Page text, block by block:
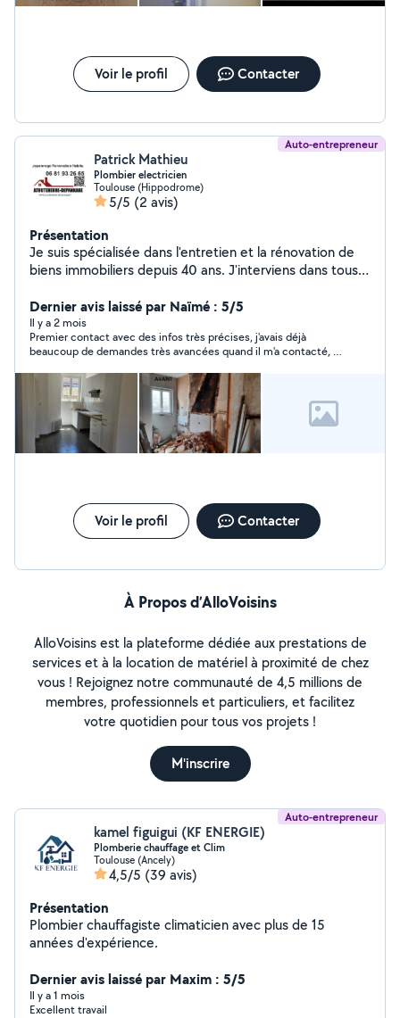
Voir le profil Contacter
Auto-entrepreneur
Patrick Mathieu
Plombier electricien
Toulouse (Hippodrome)
5/5 (2 avis)
Présentation
Je suis spécialisée dans l'entretien et la rénovation de
biens immobiliers depuis 40 ans. J'interviens dans tous
un artisan « multiservices » pouvant répondre à une
large gamme de travaux allant de la salle de bains clé en
main, de la pose de parquet, de la réfection complète
d'une pièce
(démolition, isolation, placo, peinture,plomberie,électric
ité ), de la pose de menuiseries extérieures comme
intérieures Mais aussi des tâches relevant plus du
« petit » bricolage.
Dernier avis laissé par Naïmé : 5/5
Il y a 2 mois
Premier contact avec des infos très précises, j'avais déjà
beaucoup de demandes très avancées quand il m'a contacté, je
Voir le profil Contacter
À Propos d’AlloVoisins
AlloVoisins est la plateforme dédiée aux prestations de
services et à la location de matériel à proximité de chez
vous ! Rejoignez notre communauté de 4,5 millions de
membres, professionnels et particuliers, et facilitez
votre quotidien pour tous vos projets !
M'inscrire
Auto-entrepreneur
kamel figuigui (KF ENERGIE)
Plomberie chauffage et Clim
Toulouse (Ancely)
4,5/5 (39 avis)
Présentation
Plombier chauffagiste climaticien avec plus de 15
années d'expérience.
Dernier avis laissé par Maxim : 5/5
Il y a 1 mois
Excellent travail